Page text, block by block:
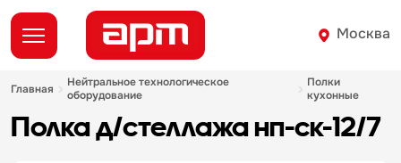
Москва
главная
нейтральное технологическое
оборудование
полки
кухонные
полка д/стеллажа нп-ск-12/7